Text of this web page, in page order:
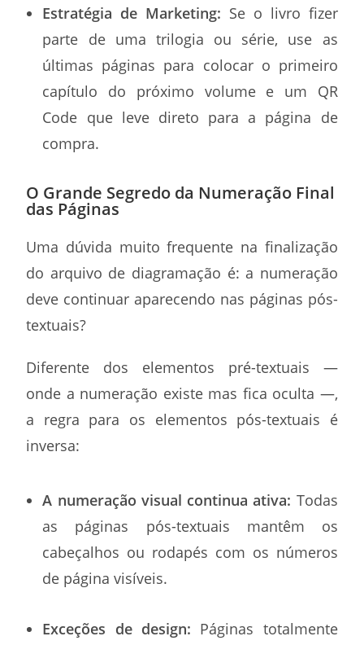
Estratégia de Marketing: Se o livro fizer
parte de uma trilogia ou série, use as
últimas páginas para colocar o primeiro
capítulo do próximo volume e um QR
Code que leve direto para a página de
compra.
O Grande Segredo da Numeração Final
das Páginas
Uma dúvida muito frequente na finalização
do arquivo de diagramação é: a numeração
deve continuar aparecendo nas páginas pós-
textuais?
Diferente dos elementos pré-textuais —
onde a numeração existe mas fica oculta —,
a regra para os elementos pós-textuais é
inversa:
A numeração visual continua ativa: Todas
as páginas pós-textuais mantêm os
cabeçalhos ou rodapés com os números
de página visíveis.
Exceções de design: Páginas totalmente